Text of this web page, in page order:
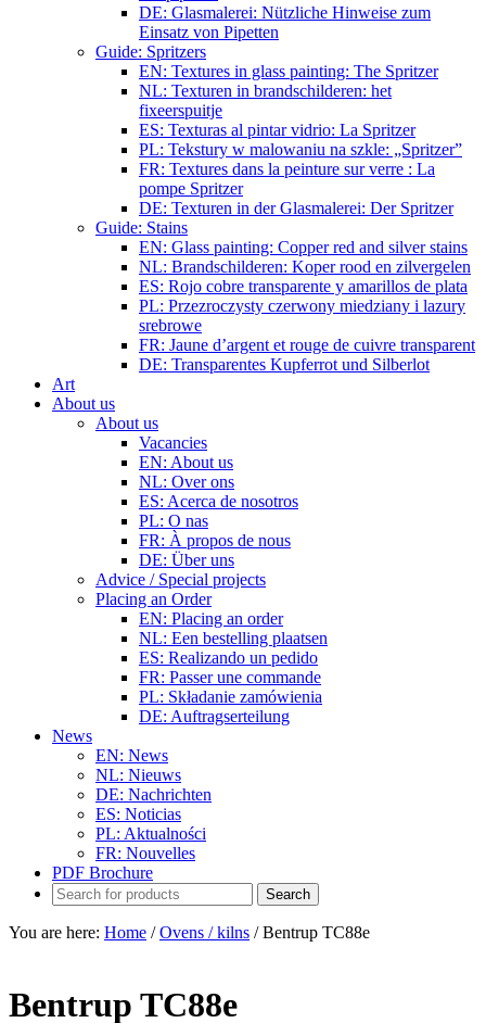
DE: Glasmalerei: Nützliche Hinweise zum
Einsatz von Pipetten
Guide: Spritzers
EN: Textures in glass painting: The Spritzer
NL: Texturen in brandschilderen: het
fixeerspuitje
ES: Texturas al pintar vidrio: La Spritzer
PL: Tekstury w malowaniu na szkle: „Spritzer”
FR: Textures dans la peinture sur verre : La
pompe Spritzer
DE: Texturen in der Glasmalerei: Der Spritzer
Guide: Stains
EN: Glass painting: Copper red and silver stains
NL: Brandschilderen: Koper rood en zilvergelen
ES: Rojo cobre transparente y amarillos de plata
PL: Przezroczysty czerwony miedziany i lazury
srebrowe
FR: Jaune d’argent et rouge de cuivre transparent
DE: Transparentes Kupferrot und Silberlot
Art
About us
About us
Vacancies
EN: About us
NL: Over ons
ES: Acerca de nosotros
PL: O nas
FR: À propos de nous
DE: Über uns
Advice / Special projects
Placing an Order
EN: Placing an order
NL: Een bestelling plaatsen
ES: Realizando un pedido
FR: Passer une commande
PL: Składanie zamówienia
DE: Auftragserteilung
News
EN: News
NL: Nieuws
DE: Nachrichten
ES: Noticias
PL: Aktualności
FR: Nouvelles
PDF Brochure
You are here: Home / Ovens / kilns /Bentrup TC88e
Bentrup TC88e